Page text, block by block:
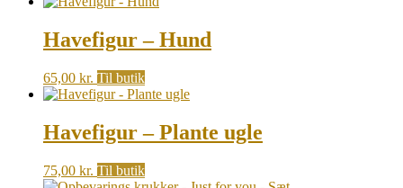
Havefigur – Hund
65,00 kr. Til butik
Havefigur – Plante ugle
75,00 kr. Til butik